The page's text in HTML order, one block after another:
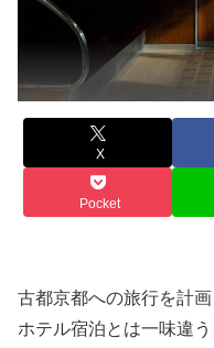
X
Pocket
古都京都への旅行を計
ホテル宿泊とは一味違